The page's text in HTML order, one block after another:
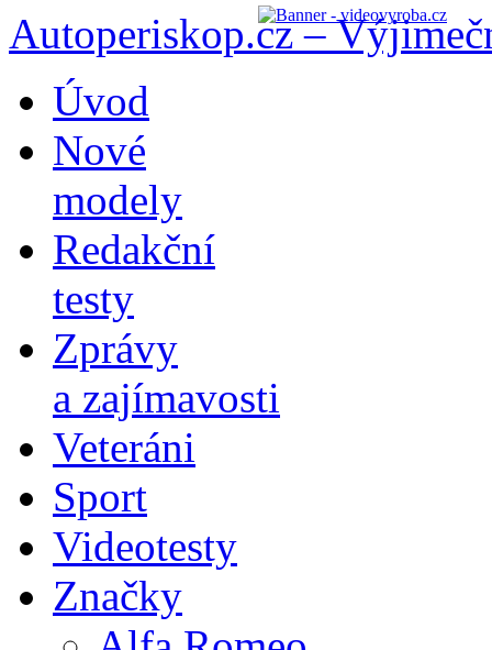
Autoperiskop.cz –
obsahu
webu
Úvod
Nové
modely
Redakční
testy
Zprávy
a zajímavosti
Veteráni
Sport
Videotesty
Značky